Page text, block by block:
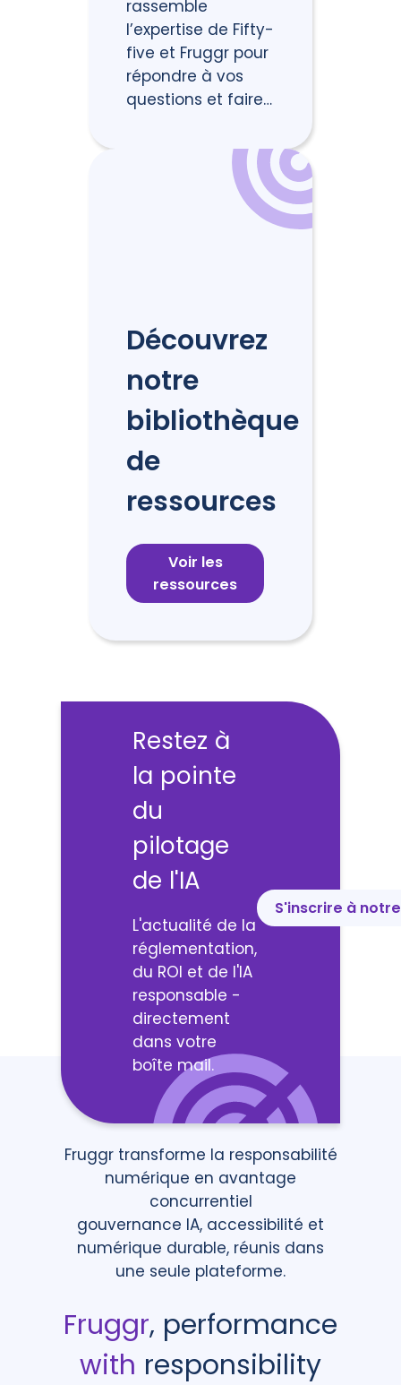
rassemble
l’expertise de Fifty-
five et Fruggr pour
répondre à vos
questions et faire…
Découvrez
notre
bibliothèque
de
ressources
Voir les
ressources
Restez à
la pointe
du
pilotage
de l'IA
L'actualité de la
réglementation,
du ROI et de l'IA
responsable -
directement
dans votre
boîte mail.
S'inscrire à
Fruggr transforme la responsabilité
numérique en avantage
concurrentiel
gouvernance IA, accessibilité et
numérique durable, réunis dans
une seule plateforme.
Fruggr, performance
with responsibility